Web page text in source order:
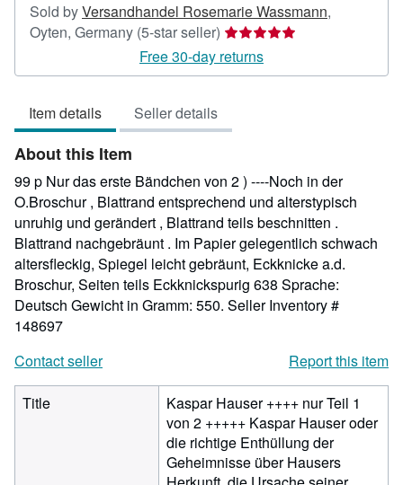
Sold byVersandhandel Rosemarie Wassmann,
Oyten, Germany (5-star seller) Seller
rating
5
5
Free 30-day returns
Item details Seller details
About this Item
99 p Nur das erste Bändchen von 2 ) ----Noch in der
O.Broschur , Blattrand entsprechend und alterstypisch
unruhig und gerändert , Blattrand teils beschnitten .
Blattrand nachgebräunt . Im Papier gelegentlich schwach
altersfleckig, Spiegel leicht gebräunt, Eckknicke a.d.
Broschur, Seiten teils Eckknickspurig 638 Sprache:
Deutsch Gewicht in Gramm: 550. Seller Inventory #
148697
Contact seller
Report this item
Title
Kaspar Hauser ++++ nur Teil 1
von 2 +++++ Kaspar Hauser oder
die richtige Enthüllung der
Geheimnisse über Hausers